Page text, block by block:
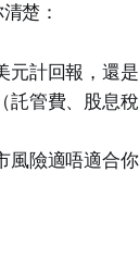
楚：
元計回報，還是
託管費、股息
風險適唔適合